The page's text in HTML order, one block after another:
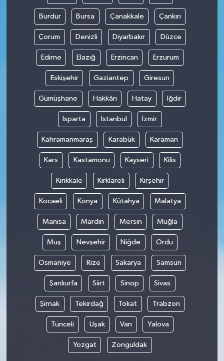
Burdur Bursa Çanakkale Çankırı
Çorum Denizli Diyarbakır Düzce
Edirne Elazığ Erzincan Erzurum
Eskişehir Gaziantep Giresun
Gümüşhane Hakkâri Hatay Iğdır
Isparta İstanbul İzmir
Kahramanmaraş Karabük Karaman
Kars Kastamonu Kayseri Kilis
Kırıkkale Kırklareli Kırşehir
Kocaeli Konya Kütahya Malatya
Manisa Mardin Mersin Muğla
Muş Nevşehir Niğde Ordu
Osmaniye Rize Sakarya Samsun
Şanlıurfa Siirt Sinop Sivas
Şırnak Tekirdağ Tokat Trabzon
Tunceli Uşak Van Yalova
Yozgat Zonguldak